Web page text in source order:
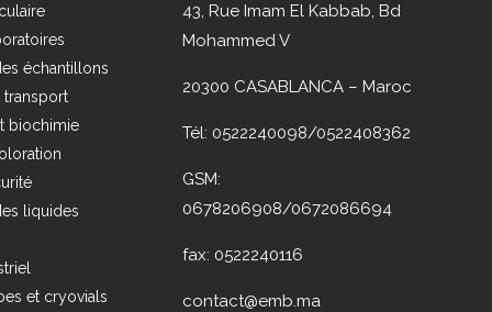
échantillons
transport
biochimie
liquides
et cryovials
43, Rue Imam El Kabbab, Bd
Mohammed V
20300 CASABLANCA – Maroc
Tél: 0522240098/0522408362
GSM:
0678206908/0672086694
fax: 0522240116
contact@emb.ma